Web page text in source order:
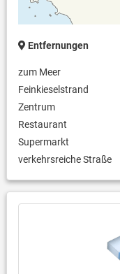
Entfernungen
zum Meer
Feinkieselstrand
Zentrum
Restaurant
Supermarkt
verkehrsreiche Straße